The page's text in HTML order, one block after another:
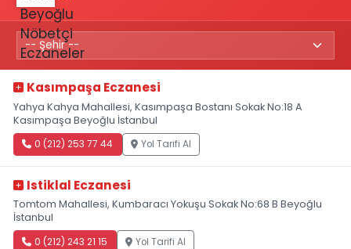
Kasımpaşa Eczanesi
Yahya Kahya Mahallesi, Kasımpaşa Bostanı Sokak No:18 A
Kasımpaşa Beyoğlu İstanbul
0 (212) 253 77 44 Yol Tarifi Al
Istiklal Eczanesi
Tomtom Mahallesi, Kumbaracı Yokuşu Sokak No:68 B Beyoğlu
İstanbul
0 (212) 243 21 15 Yol Tarifi Al